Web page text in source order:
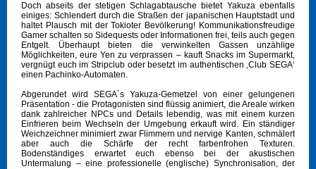
Doch abseits der stetigen Schlagabtausche bietet Yakuza ebenfalls
einiges: Schlendert durch die Straßen der japanischen Hauptstadt und
haltet Plausch mit der Tokioter Bevölkerung! Kommunikationsfreudige
Gamer schalten so Sidequests oder Informationen frei, teils auch gegen
Entgelt. Überhaupt bieten die verwinkelten Gassen unzählige
Möglichkeiten, eure Yen zu verprassen – kauft Snacks im Supermarkt,
vergnügt euch im Stripclub oder besetzt im authentischen ‚Club SEGA‘
einen Pachinko-Automaten.
Abgerundet wird SEGA´s Yakuza-Gemetzel von einer gelungenen
Präsentation - die Protagonisten sind flüssig animiert, die Areale wirken
dank zahlreicher NPCs und Details lebendig, was mit einem kurzen
Einfrieren beim Wechseln der Umgebung erkauft wird. Ein ständiger
Weichzeichner minimiert zwar Flimmern und nervige Kanten, schmälert
aber auch die Schärfe der recht farbenfrohen Texturen.
Bodenständiges erwartet euch ebenso bei der akustischen
Untermalung – eine professionelle (englische) Synchronisation, der